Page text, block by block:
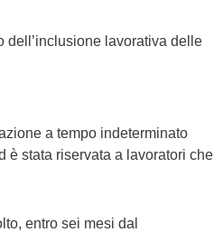
dell’inclusione lavorativa delle
a tempo indeterminato
è stata riservata a lavoratori che
entro sei mesi dal